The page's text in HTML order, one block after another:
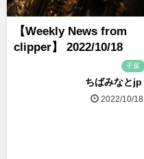
【Weekly News from
clipper】 2022/10/18
千葉
ちばみなとjp
2022/10/18